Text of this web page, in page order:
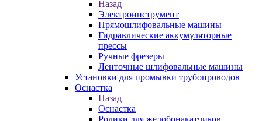
Назад
Электроинструмент
Прямошлифовальные машины
Гидравлические аккумуляторные
прессы
Ручные фрезеры
Ленточные шлифовальные машины
Установки для промывки трубопроводов
Оснастка
Назад
Оснастка
Ролики для желобонакатчиков